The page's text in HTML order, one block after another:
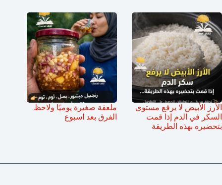
الأرز الأبيض لا يرفع مستوى
السكر في الدم إذا قمت
بتحضيره بهذه الطريقة
ملعقة صغيرة يوميًا ولاحظ
الفرق بعد اسبوع